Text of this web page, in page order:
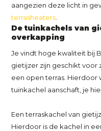
aangezien deze licht in
terrasheaters
De tuinkachels van
overkapping
Je vindt hoge kwaliteit bij
gietijzer zijn geschikt voor
een open terras. Hierdoor
tuinkachel aanschaft, je
Een terraskachel van
Hierdoor is de kachel in